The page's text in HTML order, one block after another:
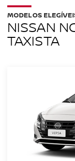
NISSAN
TAXISTA
MODELOS